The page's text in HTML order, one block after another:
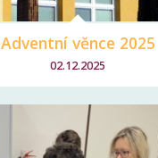
Adventní věnce 2025
02.12.2025